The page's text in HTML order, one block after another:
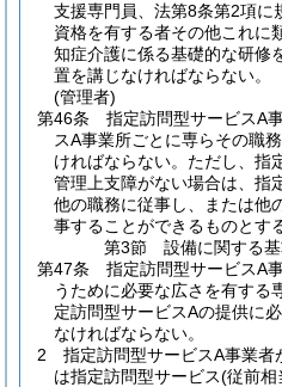
支援専門員、法第8条第2項に
資格を有する者その他これに
知症介護に係る基礎的な研修
置を講じなければならない。
(管理者)
第46条
指定訪問型サービスA
スA事業所ごとに専らその職
ければならない。 ただし、指
管理上支障がない場合は、指
他の職務に従事し、または他
事することができるものとす
第3節
設備に関する
第47条
指定訪問型サービスA
うために必要な広さを有する
定訪問型サービスAの提供に
なければならない。
2
指定訪問型サービスA事業
は指定訪問型サービス(従前相